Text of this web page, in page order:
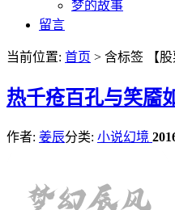
梦的故事
留言
当前位置: 首页 > 含标签 【
热千疮百孔与笑靥
作者: 姜辰分类: 小说幻境